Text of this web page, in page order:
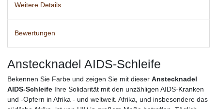
Weitere Details
Bewertungen
Anstecknadel AIDS-Schleife
Bekennen Sie Farbe und zeigen Sie mit dieser Anstecknadel
AIDS-Schleife Ihre Solidarität mit den unzähligen AIDS-Kranken
und -Opfern in Afrika - und weltweit. Afrika, und insbesondere das